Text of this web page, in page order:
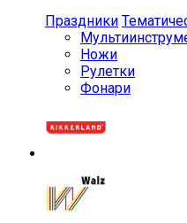
Праздники
Ножи
Рулетки
Фонари